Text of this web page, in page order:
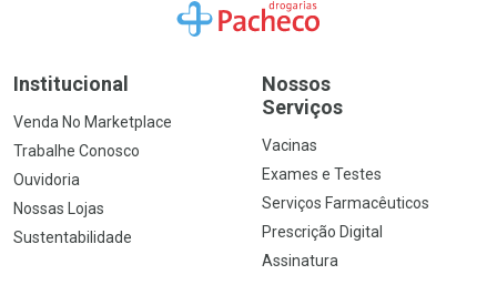
Ir para a Home
Institucional
Venda No Marketplace
Trabalhe Conosco
Ouvidoria
Nossas Lojas
Sustentabilidade
Nossos
Serviços
Vacinas
Exames e Testes
Serviços Farmacêuticos
Prescrição Digital
Assinatura